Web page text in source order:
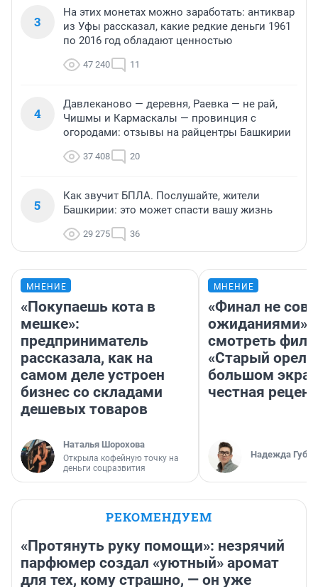
3
На этих монетах можно заработать: антиквар
из Уфы рассказал, какие редкие деньги 1961
по 2016 год обладают ценностью
47 240 11
4
Давлеканово — деревня, Раевка — не рай,
Чишмы и Кармаскалы — провинция с
огородами: отзывы на райцентры Башкирии
37 408 20
5
Как звучит БПЛА. Послушайте, жители
Башкирии: это может спасти вашу жизнь
29 275 36
МНЕНИЕ
«Покупаешь кота в
мешке»:
предприниматель
рассказала, как на
самом деле устроен
бизнес со складами
дешевых товаров
Наталья Шорохова
Открыла кофейную точку на
деньги соцразвития
МНЕНИЕ
«Финал не
ожиданиями»:
смотреть
«Старый орел»
большом
честная
Надежда
РЕКОМЕНДУЕМ
«Протянуть руку помощи»: незрячий
парфюмер создал «уютный» аромат
для тех, кому страшно, — он уже